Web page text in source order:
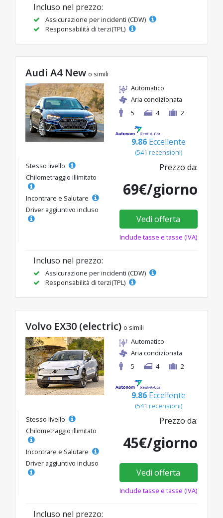
Incluso nel prezzo:
Assicurazione per incidenti (CDW)
Responsabilità di terzi(TPL)
Audi A4 New o simili
Automatico
Aria condizionata
5
4 2
9.86 Eccellente
(541 recensioni)
Stesso livello
Chilometraggio illimitato
Incontrare e Salutare
Driver aggiuntivo incluso
Prezzo da:
69€/giorno
Vedi offerta
Include tasse e tasse (IVA)
Incluso nel prezzo:
Assicurazione per incidenti (CDW)
Responsabilità di terzi(TPL)
Volvo EX30 (electric) o simili
Automatico
Aria condizionata
5
4 2
9.86 Eccellente
(541 recensioni)
Stesso livello
Chilometraggio illimitato
Incontrare e Salutare
Driver aggiuntivo incluso
Prezzo da:
45€/giorno
Vedi offerta
Include tasse e tasse (IVA)
Incluso nel prezzo: